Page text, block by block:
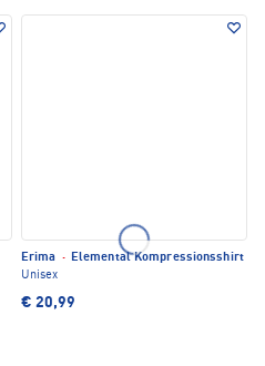
Erima · Elemental Kompressionsshirt
Unisex
€ 20,99